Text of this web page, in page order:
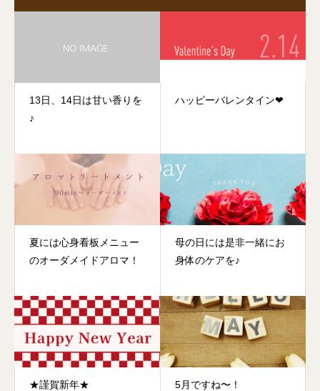
13日、14日は甘い香りを
♪
ハッピーバレンタイン❤︎
夏には心身看板メニュー
のオーダメイドアロマ！
母の日には是非一緒にお
身体のケアを♪
★謹賀新年★ 5月ですね〜！